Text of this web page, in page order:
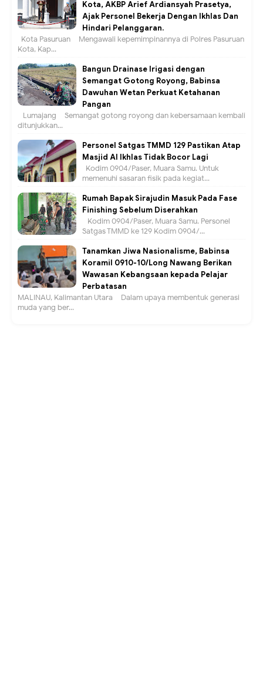
Kota, AKBP Arief Ardiansyah Prasetya,
Ajak Personel Bekerja Dengan Ikhlas Dan
Hindari Pelanggaran.
Kota Pasuruan – Mengawali kepemimpinannya di Polres Pasuruan
Kota, Kap...
Bangun Drainase Irigasi dengan
Semangat Gotong Royong, Babinsa
Dawuhan Wetan Perkuat Ketahanan
Pangan
Lumajang – Semangat gotong royong dan kebersamaan kembali
ditunjukkan...
Personel Satgas TMMD 129 Pastikan Atap
Masjid Al Ikhlas Tidak Bocor Lagi
Kodim 0904/Paser, Muara Samu. Untuk
memenuhi sasaran fisik pada kegiat...
Rumah Bapak Sirajudin Masuk Pada Fase
Finishing Sebelum Diserahkan
Kodim 0904/Paser, Muara Samu. Personel
Satgas TMMD ke 129 Kodim 0904/...
Tanamkan Jiwa Nasionalisme, Babinsa
Koramil 0910-10/Long Nawang Berikan
Wawasan Kebangsaan kepada Pelajar
Perbatasan
MALINAU, Kalimantan Utara – Dalam upaya membentuk generasi
muda yang ber...